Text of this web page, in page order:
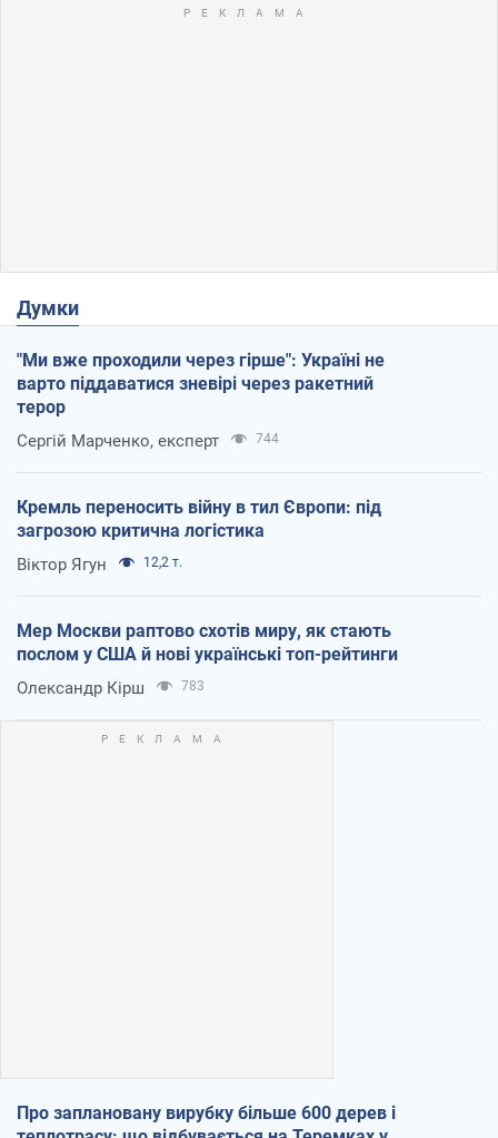
Думки
"Ми вже проходили через гірше": Україні не
варто піддаватися зневірі через ракетний
терор
Сергій Марченко, експерт 744
Кремль переносить війну в тил Європи: під
загрозою критична логістика
Віктор Ягун 12,2 т.
Мер Москви раптово схотів миру, як стають
послом у США й нові українські топ-рейтинги
Олександр Кірш 783
Про заплановану вирубку більше 600 дерев і